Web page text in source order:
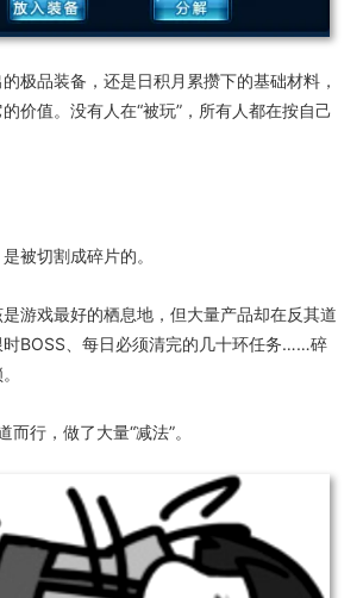
极品装备，还是日积月累攒下的基础材料，
价值。没有人在“被玩”，所有人都在按自己
被切割成碎片的。
游戏最好的栖息地，但大量产品却在反其道
BOSS、每日必须清完的几十环任务……碎
而行，做了大量“减法”。